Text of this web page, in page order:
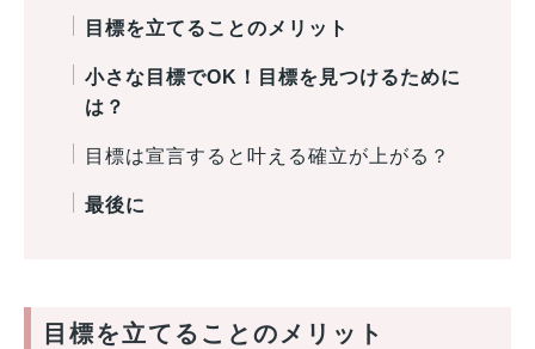
目標を立てることのメリット
小さな目標でOK！目標を見つけるために
は？
目標は宣言すると叶える確立が上がる？
最後に
目標を立てることのメリット